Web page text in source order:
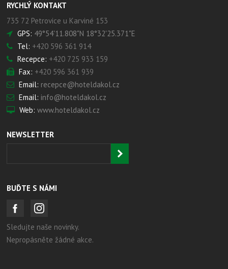
RYCHLÝ KONTAKT
735 72 Petrovice u Karviné 153
GPS: 49°54'11.808"N 18°32'25.371"E
Tel: +420 596 361 914
Recepce: +420 725 933 159
Fax: +420 596 361 939
Email: recepce@hoteldakol.cz
Email: info@hoteldakol.cz
Web: www.hoteldakol.cz
NEWSLETTER
BUĎTE S NÁMI
Sledujte naše novinky.
Nepropásněte žádné akce.